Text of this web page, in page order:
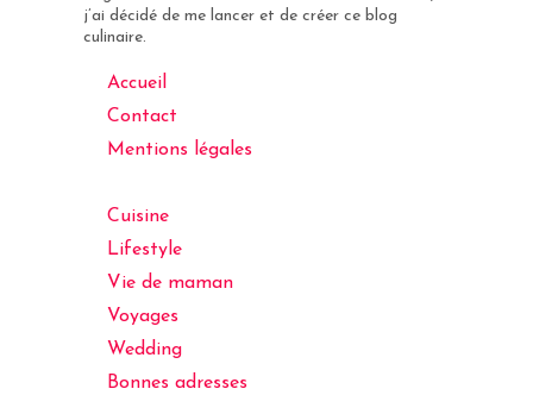
j’ai décidé de me lancer et de créer ce blog
culinaire.
Accueil
Contact
Mentions légales
Cuisine
Lifestyle
Vie de maman
Voyages
Wedding
Bonnes adresses